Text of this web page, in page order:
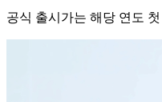
공식 출시가는 해당 연도